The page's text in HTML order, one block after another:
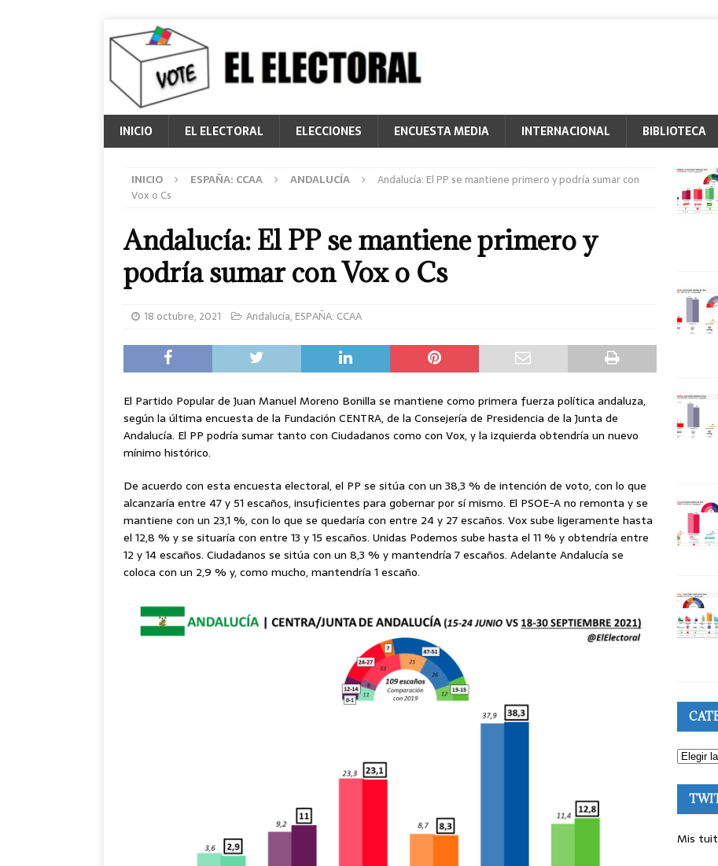
INICIO EL ELECTORAL ELECCIONES ENCUESTA MEDIA INTERNACIONAL BIBLIOTECA
INICIO ESPAÑA: CCAA ANDALUCÍA
Andalucía: El PP se mantiene primero y podría sumar con
Vox o Cs
Andalucía: El PP se mantiene primero y
podría sumar con Vox o Cs
18 octubre, 2021 Andalucía, ESPAÑA: CCAA
El Partido Popular de Juan Manuel Moreno Bonilla se mantiene como primera fuerza política andaluza,
según la última encuesta de la Fundación CENTRA, de la Consejería de Presidencia de la Junta de
Andalucía. El PP podría sumar tanto con Ciudadanos como con Vox, y la izquierda obtendría un nuevo
mínimo histórico.
De acuerdo con esta encuesta electoral, el PP se sitúa con un 38,3 % de intención de voto, con lo que
alcanzaría entre 47 y 51 escaños, insuficientes para gobernar por sí mismo. El PSOE-A no remonta y se
mantiene con un 23,1 %, con lo que se quedaría con entre 24 y 27 escaños. Vox sube ligeramente hasta
el 12,8 % y se situaría con entre 13 y 15 escaños. Unidas Podemos sube hasta el 11 % y obtendría entre
12 y 14 escaños. Ciudadanos se sitúa con un 8,3 % y mantendría 7 escaños. Adelante Andalucía se
coloca con un 2,9 % y, como mucho, mantendría 1 escaño.
Mis